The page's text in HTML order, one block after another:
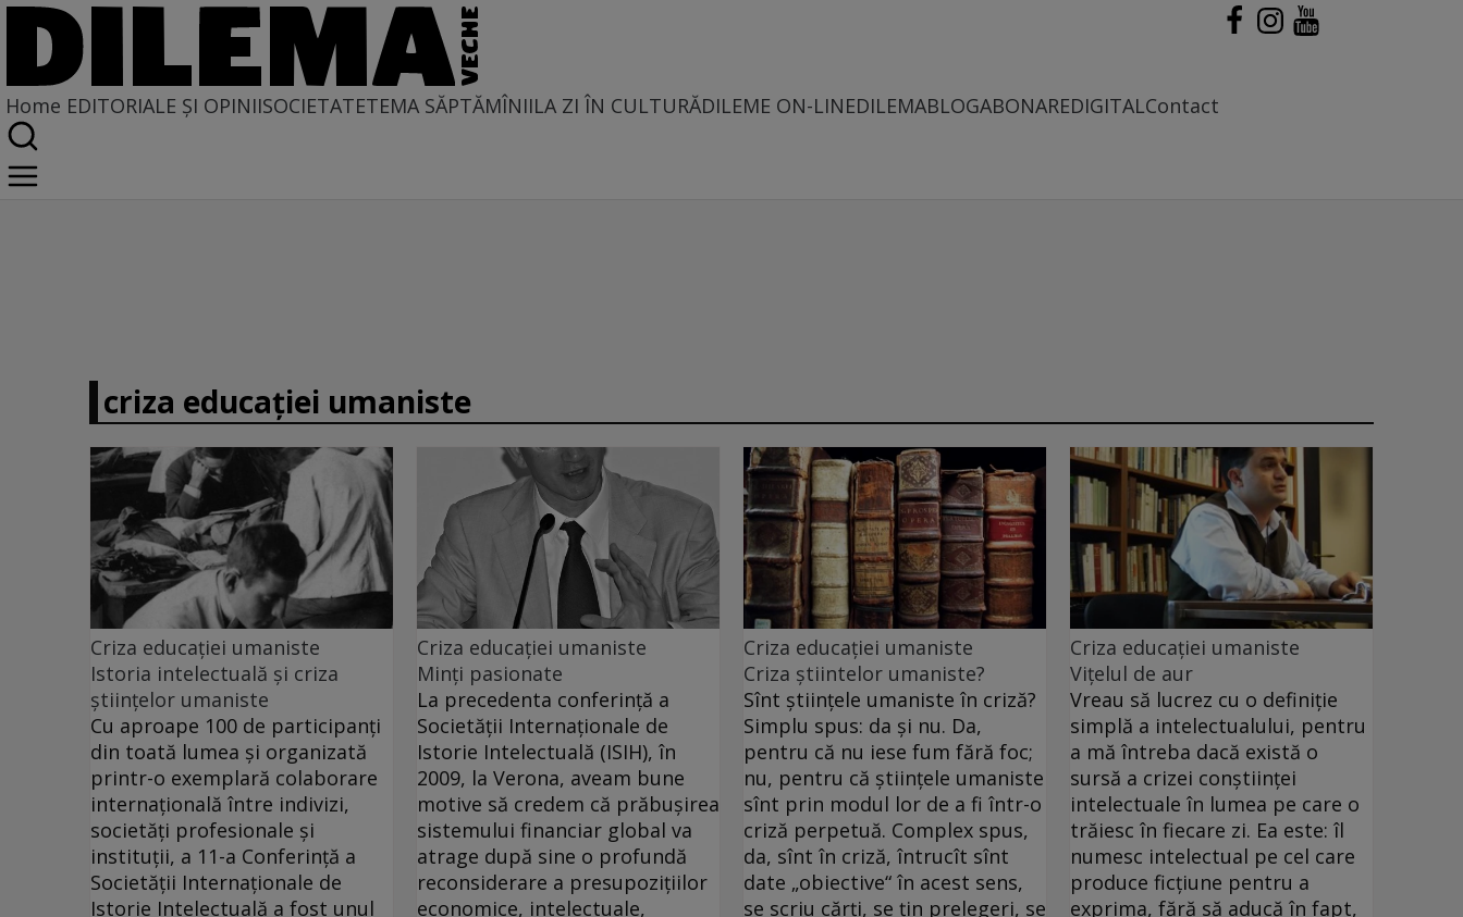
Home EDITORIALE ȘI OPINIISOCIETATETEMA SĂPTĂMÎNIILA ZI ÎN CULTURĂDILEME ON-LINEDILEMABLOGABONAREDIGITALContact
criza educației umaniste
Criza educației umaniste
Istoria intelectuală şi criza
ştiinţelor umaniste
Cu aproape 100 de participanţi
din toată lumea şi organizată
printr-o exemplară colaborare
internaţională între indivizi,
societăţi profesionale şi
instituţii, a 11-a Conferinţă a
Societăţii Internaţionale de
Istorie Intelectuală a fost unul
Criza educației umaniste
Minți pasionate
La precedenta conferinţă a
Societăţii Internaţionale de
Istorie Intelectuală (ISIH), în
2009, la Verona, aveam bune
motive să credem că prăbuşirea
sistemului financiar global va
atrage după sine o profundă
reconsiderare a presupoziţiilor
economice, intelectuale,
Criza educației umaniste
Criza știintelor umaniste?
Sînt ştiinţele umaniste în criză?
Simplu spus: da şi nu. Da,
pentru că nu iese fum fără foc;
nu, pentru că ştiinţele umaniste
sînt prin modul lor de a fi într-o
criză perpetuă. Complex spus,
da, sînt în criză, întrucît sînt
date „obiective“ în acest sens,
se scriu cărţi, se ţin prelegeri, se
Criza educației umaniste
Vițelul de aur
Vreau să lucrez cu o definiţie
simplă a intelectualului, pentru
a mă întreba dacă există o
sursă a crizei conştiinţei
intelectuale în lumea pe care o
trăiesc în fiecare zi. Ea este: îl
numesc intelectual pe cel care
produce ficţiune pentru a
exprima, fără să aducă în fapt,